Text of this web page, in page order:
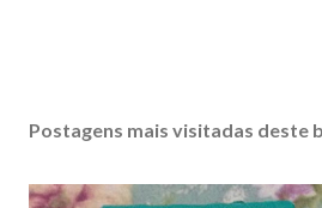
Postagens mais visitadas deste